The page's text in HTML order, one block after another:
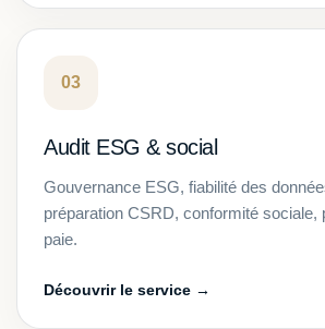
03
Audit ESG & social
Gouvernance ESG, fiabilité des
préparation CSRD, conformité
paie.
Découvrir le service →